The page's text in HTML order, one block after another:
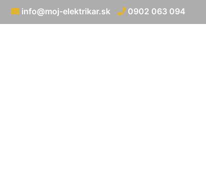
info@moj-elektrikar.sk 0902 063 094